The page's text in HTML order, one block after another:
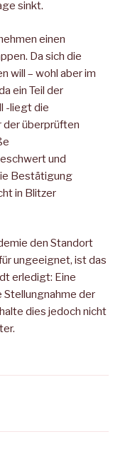
sinkt.
einen
Da sich die
will – wohl aber im
ein Teil der
-liegt die
der überprüften
und
Bestätigung
in Blitzer
den Standort
ungeeignet, ist das
erledigt: Eine
Stellungnahme der
dies jedoch nicht